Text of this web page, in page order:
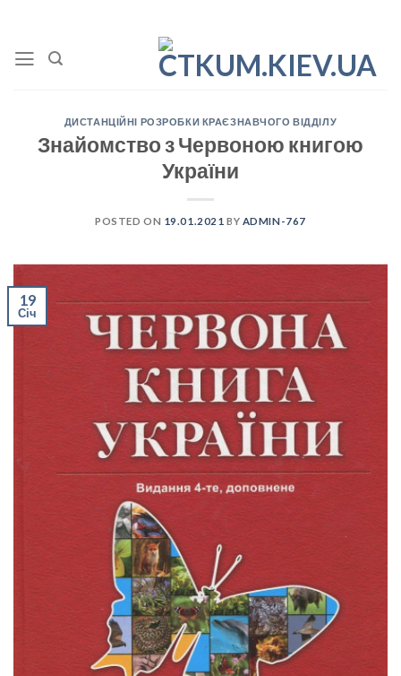
content
ДИСТАНЦІЙНІ РОЗРОБКИ КРАЄЗНАВЧОГО ВІДДІЛУ
Знайомство з Червоною книгою
України
POSTED ON 19.01.2021 BY ADMIN-767
19
Січ